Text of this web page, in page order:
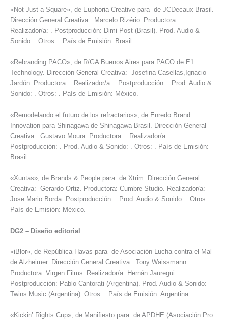
«Not Just a Square», de Euphoria Creative para de JCDecaux Brasil.
Dirección General Creativa: Marcelo Rizério. Productora: .
Realizador/a: . Postproducción: Dimi Post (Brasil). Prod. Audio &
Sonido: . Otros: . País de Emisión: Brasil.
«Rebranding PACO», de R/GA Buenos Aires para PACO de E1
Technology. Dirección General Creativa: Josefina Casellas,Ignacio
Jardón. Productora: . Realizador/a: . Postproducción: . Prod. Audio &
Sonido: . Otros: . País de Emisión: México.
«Remodelando el futuro de los refractarios», de Enredo Brand
Innovation para Shinagawa de Shinagawa Brasil. Dirección General
Creativa: Gustavo Moura. Productora: . Realizador/a: .
Postproducción: . Prod. Audio & Sonido: . Otros: . País de Emisión:
Brasil.
«Xuntas», de Brands & People para de Xtrim. Dirección General
Creativa: Gerardo Ortiz. Productora: Cumbre Studio. Realizador/a:
Jose Mario Borda. Postproducción: . Prod. Audio & Sonido: . Otros: .
País de Emisión: México.
DG2 – Diseño editorial
«iBlor», de República Havas para de Asociación Lucha contra el Mal
de Alzheimer. Dirección General Creativa: Tony Waissmann.
Productora: Virgen Films. Realizador/a: Hernán Jauregui.
Postproducción: Pablo Cantorati (Argentina). Prod. Audio & Sonido:
Twins Music (Argentina). Otros: . País de Emisión: Argentina.
«Kickin’ Rights Cup», de Manifiesto para de APDHE (Asociación Pro